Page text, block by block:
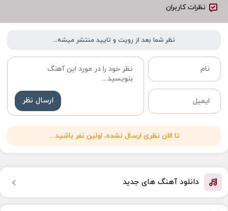
نظرات کاربران
نظر شما بعد از رویت و تایید منتشر میشه...
ارسال نظر
تا الان نظری ارسال نشده، اولین نفر باشید...
دانلود آهنگ های جدید